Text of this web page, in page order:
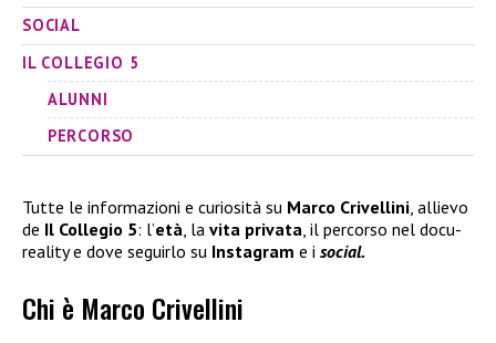
SOCIAL
IL COLLEGIO 5
ALUNNI
PERCORSO
Tutte le informazioni e curiosità su Marco Crivellini, allievo
de Il Collegio 5: l’età, la vita privata, il percorso nel docu-
reality e dove seguirlo su Instagram e i social.
Chi è Marco Crivellini